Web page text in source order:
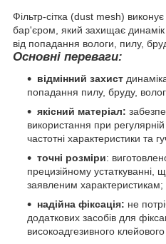
Фільтр-сітка (dust mesh)
бар'єром, який захищає
від попадання вологи, пилу,
Основні переваги:
відмінний захист
попадання пилу, бруду,
якісний матеріал:
використання при
частотні характеристики та
точні розміри:
прецизійному устаткуванні,
заявленим характеристикам;
надійна фіксація: не
додаткових засобів для
високоадгезивного